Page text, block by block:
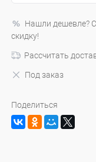
Нашли дешевле?
скидку!
Рассчитать
Под заказ
Поделиться